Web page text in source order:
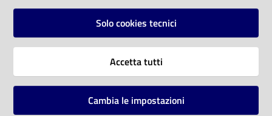
Vai alla pagina
Solo cookies tecnici
Accetta tutti
Cambia le impostazioni